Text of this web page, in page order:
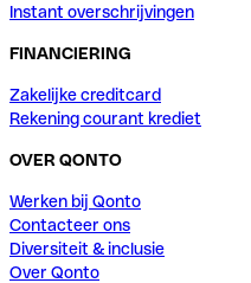
Instant overschrijvingen
FINANCIERING
Zakelijke creditcard
Rekening courant krediet
OVER QONTO
Werken bij Qonto
Contacteer ons
Diversiteit & inclusie
Over Qonto